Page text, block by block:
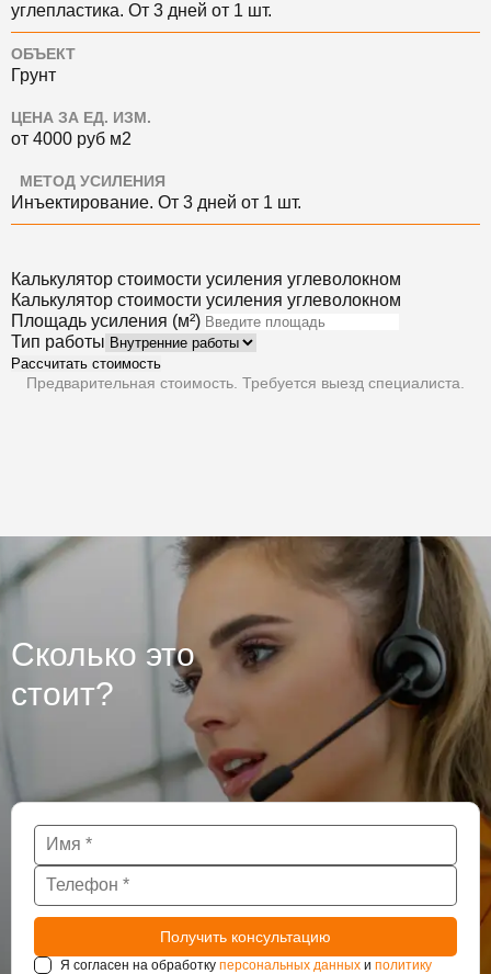
углепластика. От 3 дней от 1 шт.
ОБЪЕКТ
Грунт
ЦЕНА ЗА ЕД. ИЗМ.
от 4000 руб м2
МЕТОД УСИЛЕНИЯ
Инъектирование. От 3 дней от 1 шт.
Калькулятор стоимости усиления углеволокном
Калькулятор стоимости усиления углеволокном
Площадь усиления (м²)
Тип работы
Рассчитать стоимость
Предварительная стоимость. Требуется выезд специалиста.
Сколько это
стоит?
Я согласен на обработку персональных данных и политику